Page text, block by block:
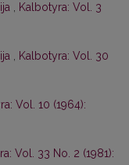
Kalbotyra: Vol. 3
Kalbotyra: Vol. 30
Vol. 10 (1964):
Vol. 33 No. 2 (1981):